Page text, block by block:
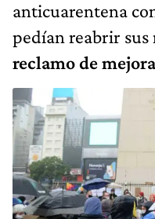
anticuarentena
pedían reabrir sus
reclamo de